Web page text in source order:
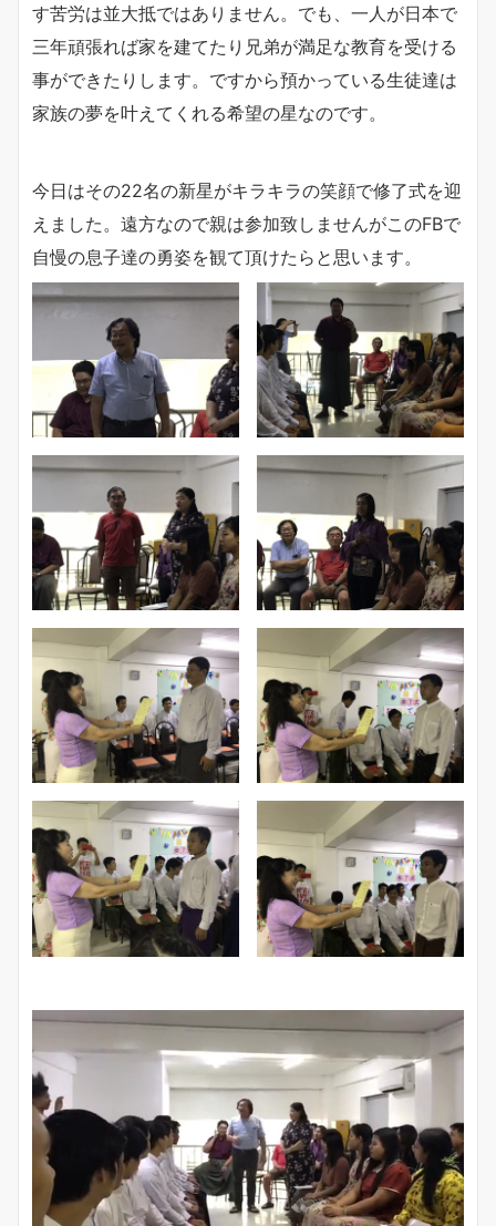
す苦労は並大抵ではありません。でも、一人が日本で
三年頑張れば家を建てたり兄弟が満足な教育を受ける
事ができたりします。ですから預かっている生徒達は
家族の夢を叶えてくれる希望の星なのです。
今日はその22名の新星がキラキラの笑顔で修了式を迎
えました。遠方なので親は参加致しませんがこのFBで
自慢の息子達の勇姿を観て頂けたらと思います。